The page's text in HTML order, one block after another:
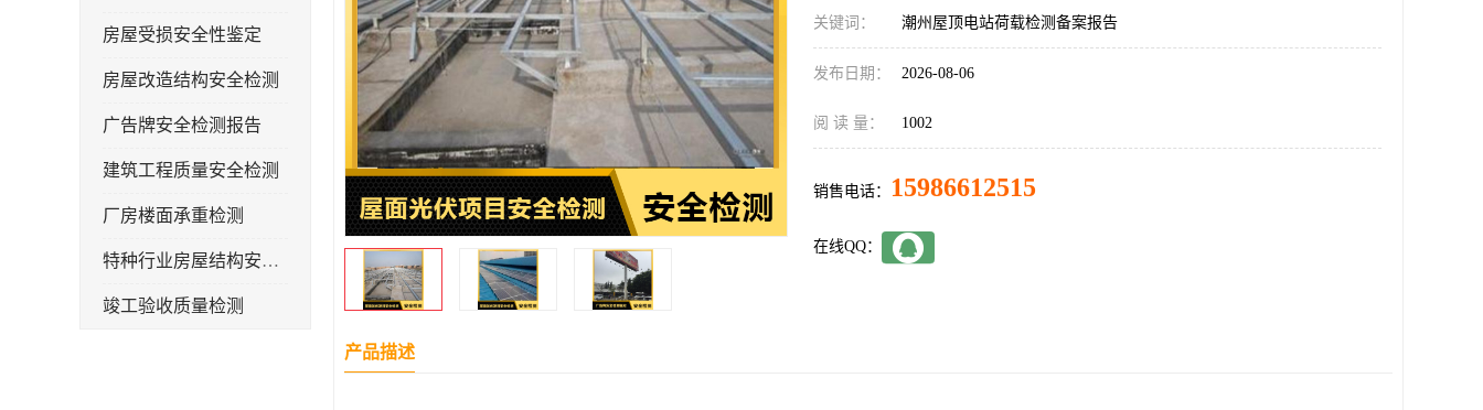
房屋受损安全性鉴定
房屋改造结构安全检测
广告牌安全检测报告
建筑工程质量安全检测
厂房楼面承重检测
特种行业房屋结构安全检测报告
竣工验收质量检测
关键词： 潮州屋顶电站荷载检测备案报告
发布日期： 2026-08-06
阅 读 量： 1002
销售电话： 15986612515
在线QQ：
产品描述